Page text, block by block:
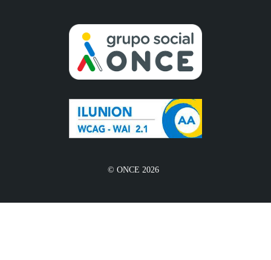
© ONCE 2026